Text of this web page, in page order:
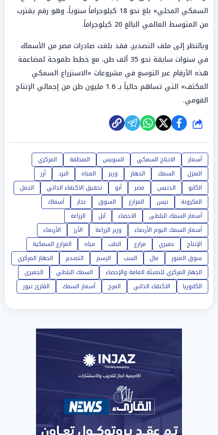
السمكي المحلي» بلغ نحو 18 كيلوجراماً سنوياً، وهو رقم يقترب
من المتوسط العالمي البالغ 20 كيلوجراماً.
وبالنظر إلى ملف التصدير، فقد بلغت صادرات مصر من الأسماك
في سنوات سابقة نحو 35 ألف طن، مع خطط طموحة لمضاعفة
هذه الأرقام عبر التوسع في مشروعات «الاستزراع السمكي
المكثف» التي تساهم حالياً بـ 1.6 مليون طن من إجمالي الإنتاج
القومي.
شارك
أسعار الانتاج السمكي السويس المنطقة
المركزي
المنزل
السمك الجهاز وزير المياه البرد
أرز
الكابو
الدنيس مصر أبو تحقيق الاكتفاء الذاتي
الجمل
المكرونة
نيس المزارع السوق تجار
أسماك
أسعار السمك البلطى
الاحصاء آبل
الزراعه
أسعار السمك اليوم الأربعاء
وزير الزراعة الأرز
الأربعاء
الإنتاج
جمبري مزارع الطب مياه
المزارع السمكية
سوق العبور
مال السب الرسم التصدير
الجهاز المركزي
الجهاز المركزي للتعبئة العامة والإحصاء
السمك البلطي
الجمبري
الكابوريا
الاكتفاء الذاتي المرج أسعار السمك القارئ نيوز